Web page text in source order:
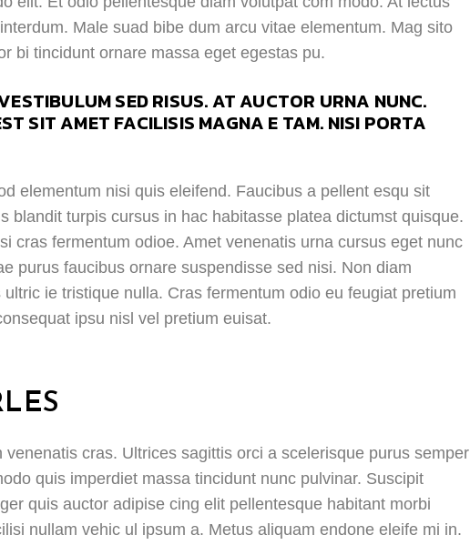
Male suad bibe dum arcu vitae elementum. Mag sito
bi tincidunt ornare massa eget egestas pu.
SED RISUS. AT AUCTOR URNA NUNC.
SIT AMET FACILISIS MAGNA E TAM. NISI PORTA
elementum nisi quis eleifend. Faucibus a pellent esqu sit
blandit turpis cursus in hac habitasse platea dictumst quisque.
cras fermentum odioe. Amet venenatis urna cursus eget nunc
purus faucibus ornare suspendisse sed nisi. Non diam
ie tristique nulla. Cras fermentum odio eu feugiat pretium
ipsu nisl vel pretium euisat.
cras. Ultrices sagittis orci a scelerisque purus semper
quis imperdiet massa tincidunt nunc pulvinar. Suscipit
quis auctor adipise cing elit pellentesque habitant morbi
nullam vehic ul ipsum a. Metus aliquam endone eleife mi in.